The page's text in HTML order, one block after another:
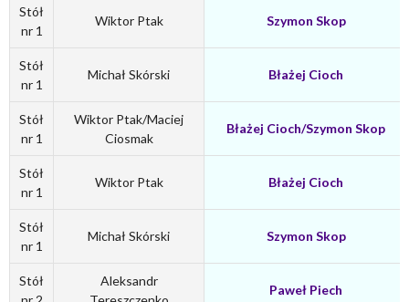
Stół
nr 1
Wiktor Ptak Szymon Skop
Stół
nr 1
Michał Skórski Błażej Cioch
Stół
nr 1
Wiktor Ptak/Maciej
Ciosmak
Błażej Cioch/Szymon Skop
Stół
nr 1
Wiktor Ptak Błażej Cioch
Stół
nr 1
Michał Skórski Szymon Skop
Stół
Aleksandr
Paweł Piech